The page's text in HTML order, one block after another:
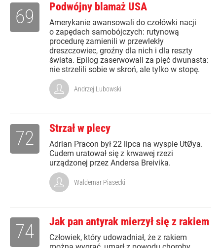
Podwójny blamaż USA
Amerykanie awansowali do czołówki nacji
o zapędach samobójczych: rutynową
procedurę zamienili w przewlekły
dreszczowiec, groźny dla nich i dla reszty
świata. Epilog zaserwowali za pięć dwunasta:
nie strzelili sobie w skroń, ale tylko w stopę.
69
Andrzej Lubowski
Strzał w plecy
Adrian Pracon był 22 lipca na wyspie UtØya.
Cudem uratował się z krwawej rzezi
urządzonej przez Andersa Breivika.
72
Waldemar Piasecki
Jak pan antyrak mierzył się z rakiem
Człowiek, który udowadniał, że z rakiem
74